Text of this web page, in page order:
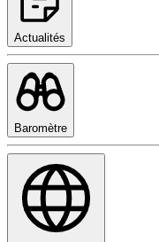
Actualités
Baromètre